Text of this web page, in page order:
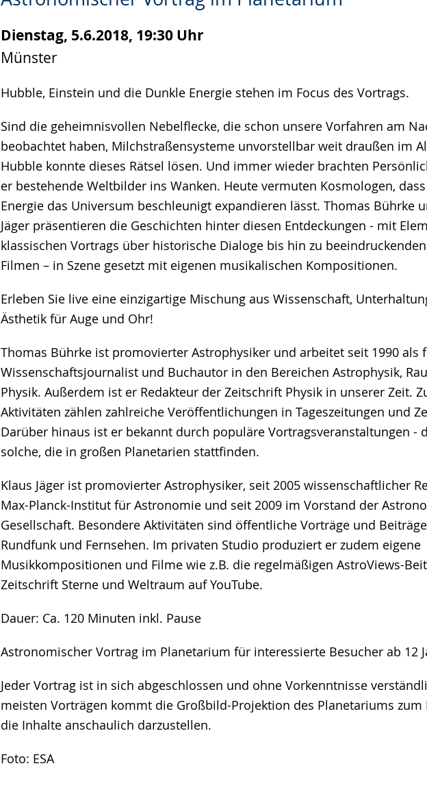
Dienstag, 5.6.2018, 19:30 Uhr
Münster
Hubble, Einstein und die Dunkle Energie stehen im Focus des Vortrags.
Sind die geheimnisvollen Nebelflecke, die schon unsere Vorfahren am
beobachtet haben, Milchstraßensysteme unvorstellbar weit draußen im
Hubble konnte dieses Rätsel lösen. Und immer wieder brachten
er bestehende Weltbilder ins Wanken. Heute vermuten Kosmologen,
Energie das Universum beschleunigt expandieren lässt. Thomas Bührke
Jäger präsentieren die Geschichten hinter diesen Entdeckungen - mit
klassischen Vortrags über historische Dialoge bis hin zu
Filmen – in Szene gesetzt mit eigenen musikalischen Kompositionen.
Erleben Sie live eine einzigartige Mischung aus Wissenschaft,
Ästhetik für Auge und Ohr!
Thomas Bührke ist promovierter Astrophysiker und arbeitet seit 1990 als
Wissenschaftsjournalist und Buchautor in den Bereichen Astrophysik,
Physik. Außerdem ist er Redakteur der Zeitschrift Physik in unserer Zeit.
Aktivitäten zählen zahlreiche Veröffentlichungen in Tageszeitungen und
Darüber hinaus ist er bekannt durch populäre Vortragsveranstaltungen -
solche, die in großen Planetarien stattfinden.
Klaus Jäger ist promovierter Astrophysiker, seit 2005 wissenschaftlicher
Max-Planck-Institut für Astronomie und seit 2009 im Vorstand der
Gesellschaft. Besondere Aktivitäten sind öffentliche Vorträge und
Rundfunk und Fernsehen. Im privaten Studio produziert er zudem eigene
Musikkompositionen und Filme wie z.B. die regelmäßigen AstroViews-
Zeitschrift Sterne und Weltraum auf YouTube.
Dauer: Ca. 120 Minuten inkl. Pause
Astronomischer Vortrag im Planetarium für interessierte Besucher ab 12
Jeder Vortrag ist in sich abgeschlossen und ohne Vorkenntnisse
meisten Vorträgen kommt die Großbild-Projektion des Planetariums zum
die Inhalte anschaulich darzustellen.
Foto: ESA
wird
angezeigt.